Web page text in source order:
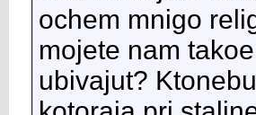
ochem mnigo
mojete nam
ubivajut?